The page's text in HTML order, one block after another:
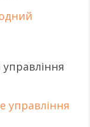
управління
управління